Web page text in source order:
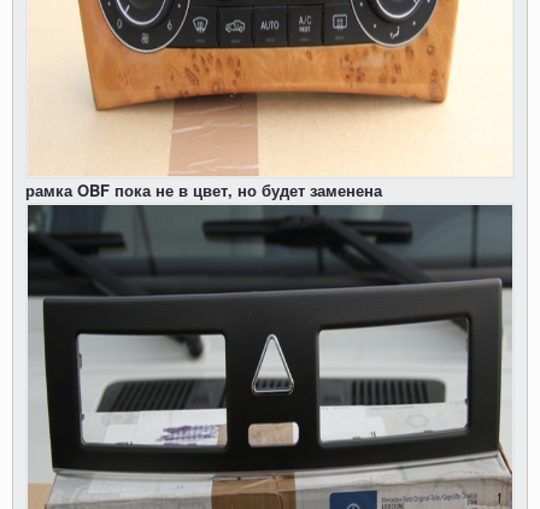
рамка OBF пока не в цвет, но будет заменена